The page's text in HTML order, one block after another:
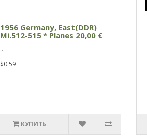
1956 Germany, East(DDR)
Mi.512-515 * Planes 20,00 €
..
$0.59
КУПИТЬ